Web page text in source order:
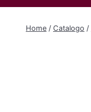
Home / Catalogo /